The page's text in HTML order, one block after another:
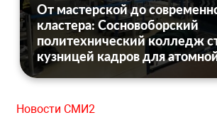
От мастерской до
кластера: Сосновоборский
политехнический колледж
кузницей кадров для
Новости СМИ2